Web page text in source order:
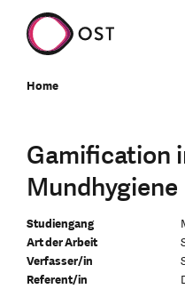
Home
Gamification
Mundhygiene
Studiengang
Art der Arbeit
Verfasser/in
Referent/in